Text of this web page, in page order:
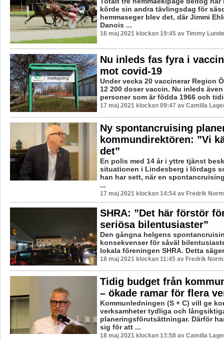
körde sin andra tävlingsdag för
hemmaseger blev det, där Jimmi
Danois ...
16 maj 2021 klockan 19:45 av Timmy
Nu inleds fas fyra i
mot covid-19
Under vecka 20 vaccinerar Region
12 200 doser vaccin. Nu inleds
personer som är födda 1966 och
17 maj 2021 klockan 09:47 av Camilla
Ny spontancruising
kommundirektören: ”Vi
det”
En polis med 14 år i yttre tjänst
situationen i Lindesberg i lördags
han har sett, när en
...
17 maj 2021 klockan 14:54 av Fredrik
SHRA: ”Det här förstör
seriösa bilentusiaster”
Den gångna helgens
konsekvenser för såväl
lokala föreningen SHRA. Detta
18 maj 2021 klockan 11:45 av Fredrik
Tidig budget från
– ökade ramar för flera
Kommunledningen (S + C) vill ge
verksamheter tydliga och
planeringsförutsättningar. Därför
sig för att ...
18 maj 2021 klockan 13:58 av Camilla